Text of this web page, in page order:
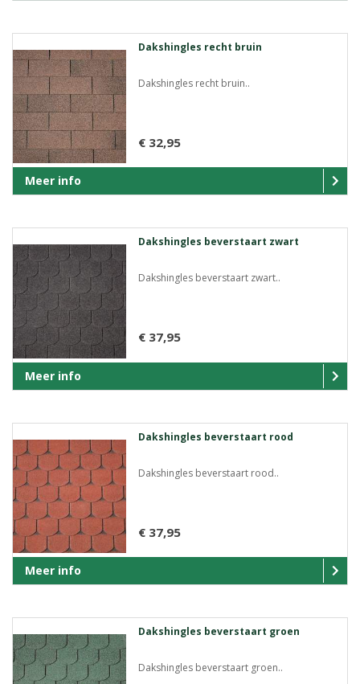
Dakshingles recht bruin
Dakshingles recht bruin..
€ 32,95
Meer info
Dakshingles beverstaart zwart
Dakshingles beverstaart zwart..
€ 37,95
Meer info
Dakshingles beverstaart rood
Dakshingles beverstaart rood..
€ 37,95
Meer info
Dakshingles beverstaart groen
Dakshingles beverstaart groen..